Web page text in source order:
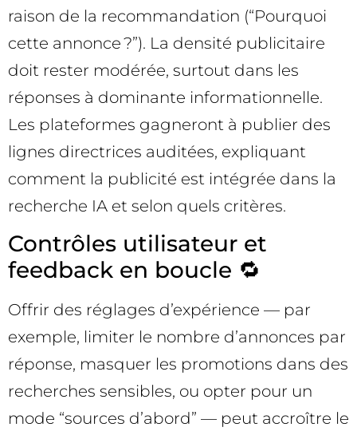
raison de la recommandation (“Pourquoi
cette annonce ?”). La densité publicitaire
doit rester modérée, surtout dans les
réponses à dominante informationnelle.
Les plateformes gagneront à publier des
lignes directrices auditées, expliquant
comment la publicité est intégrée dans la
recherche IA et selon quels critères.
Contrôles utilisateur et
feedback en boucle 🔁
Offrir des réglages d’expérience — par
exemple, limiter le nombre d’annonces par
réponse, masquer les promotions dans des
recherches sensibles, ou opter pour un
mode “sources d’abord” — peut accroître le